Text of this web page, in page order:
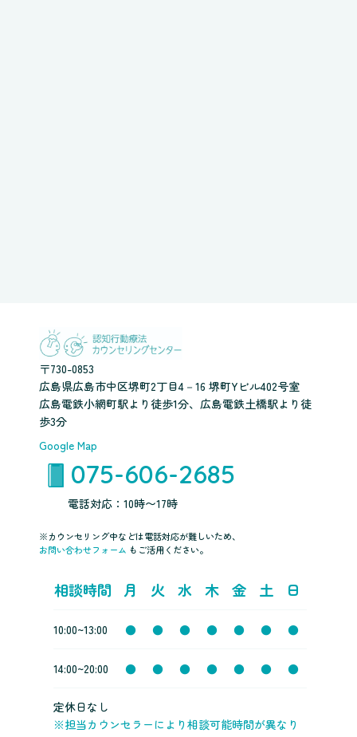
〒730-0853
広島県広島市中区堺町2丁目4－16 堺町Yビル402号室
広島電鉄小網町駅より徒歩1分、広島電鉄土橋駅より徒
歩3分
Google Map
075-606-2685
電話対応：10時〜17時
※カウンセリング中などは電話対応が難しいため、
お問い合わせフォーム もご活用ください。
相談時間 月 火 水 木 金 土 日
10:00~13:00 ● ● ● ● ● ● ●
14:00~20:00 ● ● ● ● ● ● ●
定休日なし
※担当カウンセラーにより相談可能時間が異なり